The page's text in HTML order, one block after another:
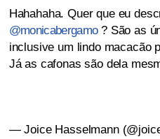
Hahahaha. Quer que eu
@monicabergamo? São as
inclusive um lindo macacão
Já as cafonas são dela
— Joice Hasselmann